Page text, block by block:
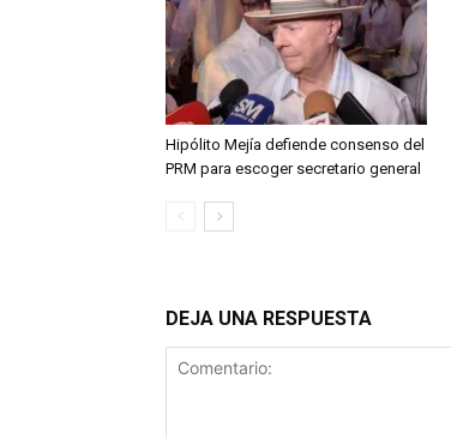
Hipólito Mejía defiende consenso del
PRM para escoger secretario general
DEJA UNA RESPUESTA